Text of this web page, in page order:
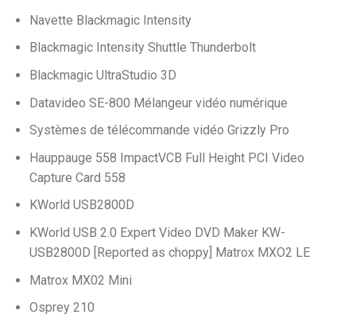
Navette Blackmagic Intensity
Blackmagic Intensity Shuttle Thunderbolt
Blackmagic UltraStudio 3D
Datavideo SE-800 Mélangeur vidéo numérique
Systèmes de télécommande vidéo Grizzly Pro
Hauppauge 558 ImpactVCB Full Height PCI Video
Capture Card 558
KWorld USB2800D
KWorld USB 2.0 Expert Video DVD Maker KW-
USB2800D [Reported as choppy] Matrox MXO2 LE
Matrox MX02 Mini
Osprey 210